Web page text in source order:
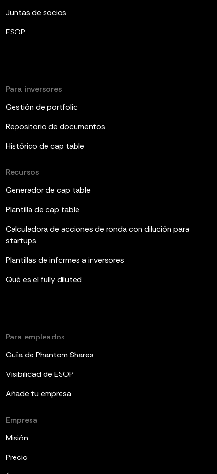
Juntas de socios
ESOP
Para inversores
Gestión de portfolio
Repositorio de documentos
Histórico de cap table
Recursos
Generador de cap table
Plantilla de cap table
Calculadora de acciones de ronda con dilución para
startups
Plantillas de informes a inversores
Qué es el fully diluted
Para empleados
Guía de Phantom Shares
Visibilidad de ESOP
Añade tu empresa
Empresa
Misión
Precio